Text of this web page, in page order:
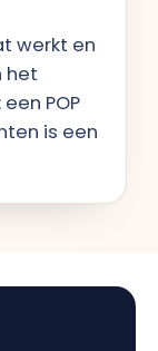
werkt en
het
: een POP
is een